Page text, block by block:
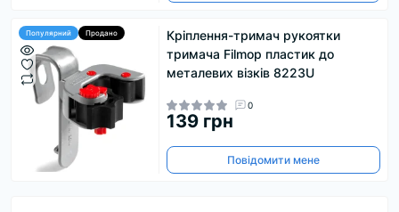
Популярний Продано
Кріплення-тримач рукоятки
тримача Filmop пластик до
металевих візків 8223U
0
139 грн
Повідомити мене